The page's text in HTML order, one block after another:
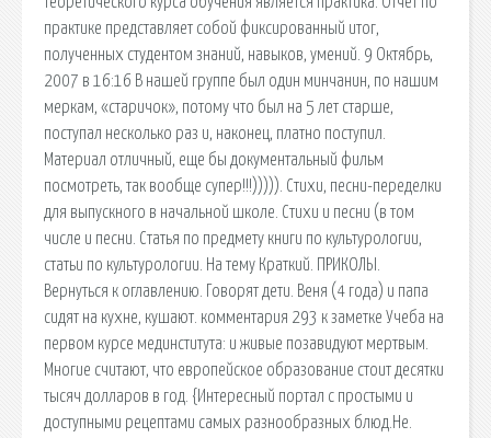
практике представляет собой фиксированный итог,
полученных студентом знаний, навыков, умений. 9 Октябрь,
2007 в 16:16 В нашей группе был один минчанин, по нашим
меркам, «старичок», потому что был на 5 лет старше,
поступал несколько раз и, наконец, платно поступил.
Материал отличный, еще бы документальный фильм
посмотреть, так вообще супер!!!))))). Стихи, песни-переделки
для выпускного в начальной школе. Стихи и песни (в том
числе и песни. Статья по предмету книги по культурологии,
статьи по культурологии. На тему Краткий. ПРИКОЛЫ.
Вернуться к оглавлению. Говорят дети. Веня (4 года) и папа
сидят на кухне, кушают. комментария 293 к заметке Учеба на
первом курсе мединститута: и живые позавидуют мертвым.
Многие считают, что европейское образование стоит десятки
тысяч долларов в год. {Интересный портал с простыми и
доступными рецептами самых разнообразных блюд.Не.